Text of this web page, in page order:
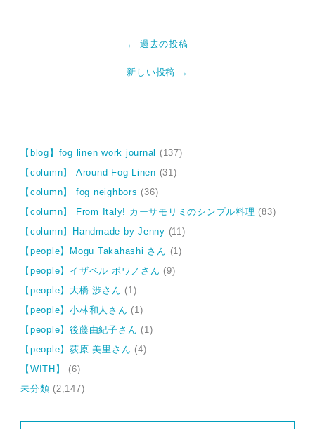
← 過去の投稿
新しい投稿 →
【blog】fog linen work journal
(137)
【column】 Around Fog Linen (31)
【column】 fog neighbors (36)
【column】 From Italy! カーサモリミのシンプル料理 (83)
【column】Handmade by Jenny (11)
【people】Mogu Takahashi さん (1)
【people】イザベル ボワノさん (9)
【people】大橋 渉さん (1)
【people】小林和人さん (1)
【people】後藤由紀子さん (1)
【people】荻原 美里さん (4)
【WITH】
(6)
未分類 (2,147)